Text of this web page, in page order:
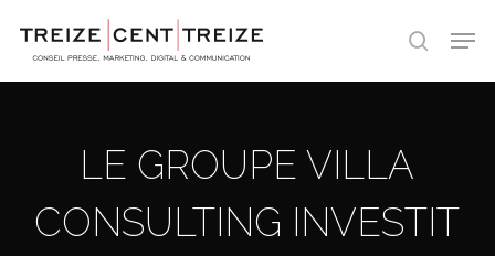
search
LE GROUPE VILLA
CONSULTING INVESTIT